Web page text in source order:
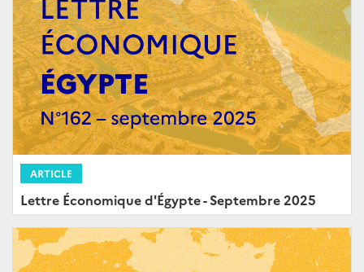
ARTICLE
Lettre Économique d'Égypte - Septembre 2025